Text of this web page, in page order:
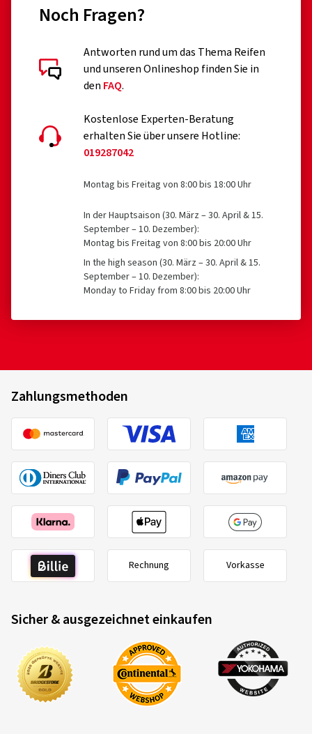
Noch Fragen?
Antworten rund um das Thema Reifen
und unseren Onlineshop finden Sie in
den FAQ.
Kostenlose Experten-Beratung
erhalten Sie über unsere Hotline:
019287042
Montag bis Freitag von 8:00 bis 18:00 Uhr
In der Hauptsaison (30. März – 30. April & 15.
September – 10. Dezember):
Montag bis Freitag von 8:00 bis 20:00 Uhr
In the high season (30. März – 30. April & 15.
September – 10. Dezember):
Monday to Friday from 8:00 bis 20:00 Uhr
Zahlungsmethoden
Rechnung Vorkasse
Sicher & ausgezeichnet einkaufen